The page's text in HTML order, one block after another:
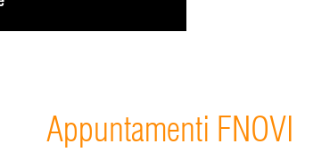
Appuntamenti FNOVI